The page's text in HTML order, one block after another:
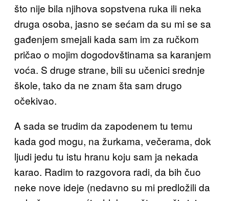
što nije bila njihova sopstvena ruka ili neka
druga osoba, jasno se sećam da su mi se sa
gađenjem smejali kada sam im za ručkom
pričao o mojim dogodovštinama sa karanjem
voća. S druge strane, bili su učenici srednje
škole, tako da ne znam šta sam drugo
očekivao.
A sada se trudim da zapodenem tu temu
kada god mogu, na žurkama, večerama, dok
ljudi jedu tu istu hranu koju sam ja nekada
karao. Radim to razgovora radi, da bih čuo
neke nove ideje (nedavno su mi predložili da